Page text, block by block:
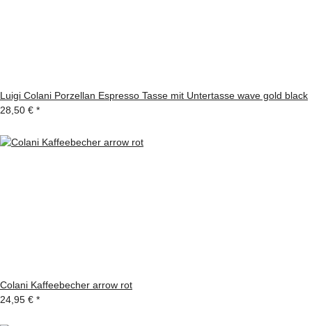
Luigi Colani Porzellan Espresso Tasse mit Untertasse wave gold black
28,50 € *
Colani Kaffeebecher arrow rot
24,95 € *